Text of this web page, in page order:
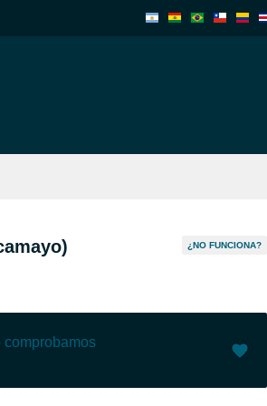
¿NO FUNCIONA?
comprobamos